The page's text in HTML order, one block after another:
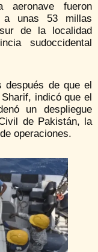
fueron
a unas 53 millas
de la localidad
sudoccidental
después de que el
indicó que el
un despliegue
de Pakistán, la
operaciones.